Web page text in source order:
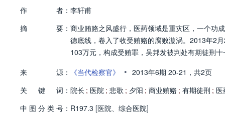
作 者： 李轩甫
摘
要： 商业贿赂之风盛行，医药领域是重灾区，一个功
德底线，卷入了收受贿赂的腐败漩涡。2013年2
103万元，构成受贿罪，吴邦发被判处有期徒刑
来
源： 《当代检察官》 • 2013年6期 20-21， 共2页
关
键 词： 院长 ; 医院 ; 悲歌 ; 夕阳 ; 商业贿赂 ; 有期徒刑 ; 医
中 图 分 类 号： R197.3 [医院、综合医院]